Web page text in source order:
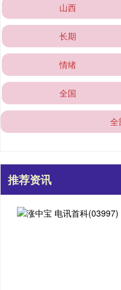
山西
长期
情绪
全国
全
推荐资讯